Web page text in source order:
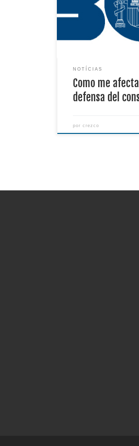
comercio electrónico y
en vigor a partir del 14
tanto, toda venta a
NOTÍCIAS
Como me
defensa del
porcrezco